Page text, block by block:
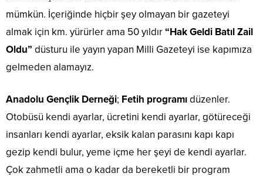
mümkün. İçeriğinde hiçbir şey olmayan bir gazeteyi
almak için km. yürürler ama 50 yıldır“Hak Geldi Batıl Zail
Oldu” düsturu ile yayın yapan Milli Gazeteyi ise kapımıza
gelmeden alamayız.
Anadolu Gençlik Derneği; Fetih programıdüzenler.
Otobüsü kendi ayarlar, ücretini kendi ayarlar, götüreceği
insanları kendi ayarlar, eksik kalan parasını kapı kapı
gezip kendi bulur, yeme içme her şeyi de kendi ayarlar.
Çok zahmetli ama o kadar da bereketli bir program